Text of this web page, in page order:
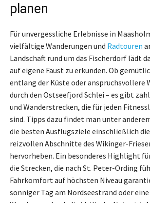
planen
Für unvergessliche Erlebnisse in
vielfältige Wanderungen und Radtouren
Landschaft rund um das Fischerdorf lädt
auf eigene Faust zu erkunden. Ob
entlang der Küste oder anspruchsvollere
durch den Ostseefjord Schlei – es gibt
und Wanderstrecken, die für jeden
sind. Tipps dazu findet man unter
die besten Ausflugsziele einschließlich
reizvollen Abschnitte des Wikinger-
hervorheben. Ein besonderes Highlight
die Strecken, die nach St. Peter-Ording
Fahrkomfort auf höchsten Niveau
sonniger Tag am Nordseestrand oder